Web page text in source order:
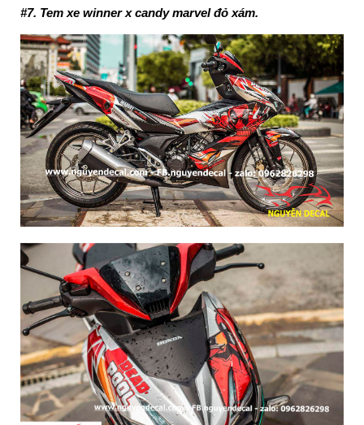
#7. Tem xe winner x candy marvel đỏ xám.